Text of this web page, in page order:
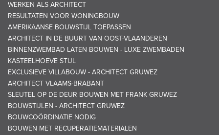
WERKEN ALS ARCHITECT
RESULTATEN VOOR WONINGBOUW
AMERIKAANSE BOUWSTIJL TOEPASSEN
ARCHITECT IN DE BUURT VAN OOST-VLAANDEREN
BINNENZWEMBAD LATEN BOUWEN - LUXE ZWEMBADEN
KASTEELHOEVE STIJL
EXCLUSIEVE VILLABOUW - ARCHITECT GRUWEZ
ARCHITECT VLAAMS-BRABANT
SLEUTEL OP DE DEUR BOUWEN MET FRANK GRUWEZ
BOUWSTIJLEN - ARCHITECT GRUWEZ
BOUWCOÖRDINATIE NODIG
BOUWEN MET RECUPERATIEMATERIALEN